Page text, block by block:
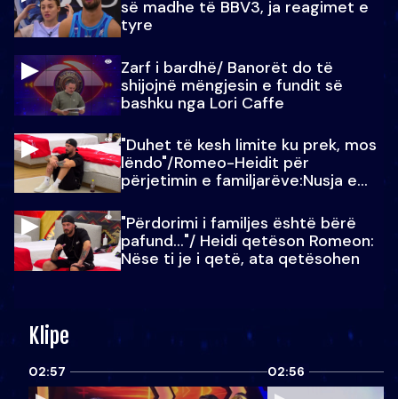
së madhe të BBV3, ja reagimet e
tyre
Zarf i bardhë/ Banorët do të
shijojnë mëngjesin e fundit së
bashku nga Lori Caffe
"Duhet të kesh limite ku prek, mos
lëndo"/Romeo-Heidit për
përjetimin e familjarëve:Nusja e
"Përdorimi i familjes është bërë
pafund…"/ Heidi qetëson Romeon:
Nëse ti je i qetë, ata qetësohen
Klipe
02:57 02:56